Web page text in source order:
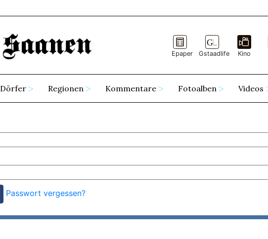
Epaper Gstaadlife Kino
Dörfer Regionen Kommentare Fotoalben Videos
Passwort vergessen?